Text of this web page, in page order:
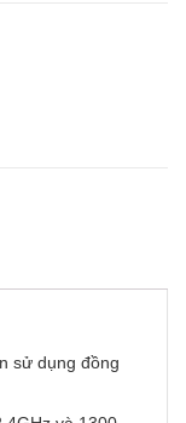
sử dụng đồng